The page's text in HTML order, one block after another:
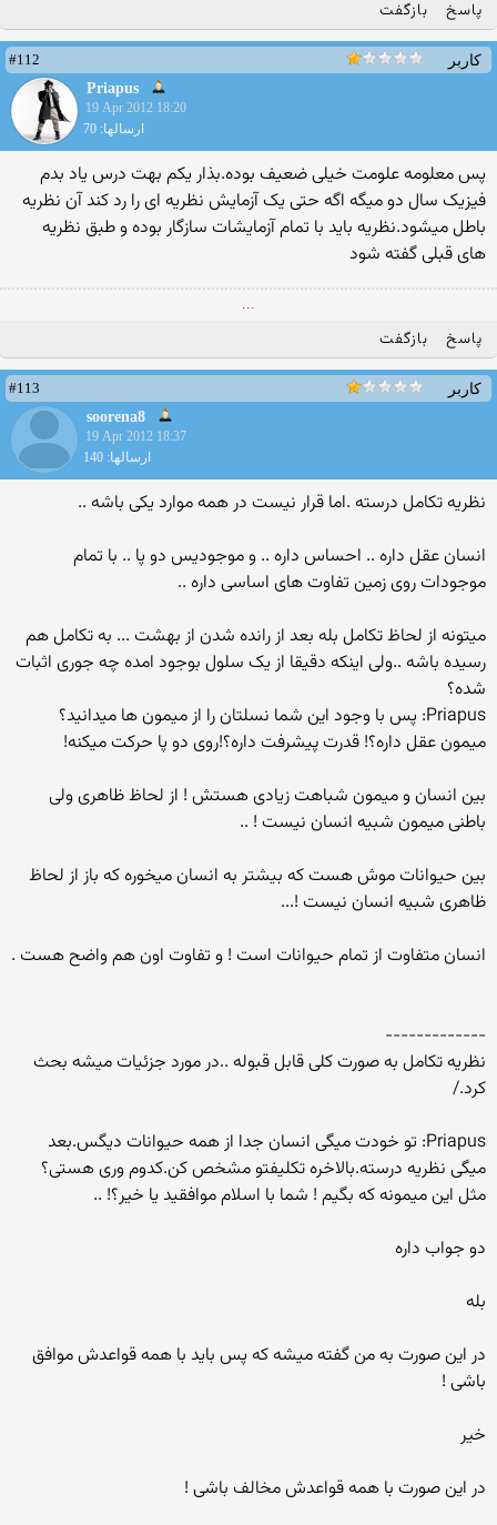
پاسخ بازگفت
کاربر
#112
Priapus
19 Apr 2012 18:20
ارسالها: 70
پس معلومه علومت خیلی ضعیف بوده.بذار یکم بهت درس یاد بدم
فیزیک سال دو میگه اگه حتی یک آزمایش نظریه ای را رد کند آن نظریه
باطل میشود.نظریه باید با تمام آزمایشات سازگار بوده و طبق نظریه
های قبلی گفته شود
...
پاسخ بازگفت
کاربر
#113
soorena8
19 Apr 2012 18:37
ارسالها: 140
نظریه تکامل درسته .اما قرار نیست در همه موارد یکی باشه ..
انسان عقل داره .. احساس داره .. و موجودیس دو پا .. با تمام
موجودات روی زمین تفاوت های اساسی داره ..
میتونه از لحاظ تکامل بله بعد از رانده شدن از بهشت ... به تکامل هم
رسیده باشه ..ولی اینکه دقیقا از یک سلول بوجود امده چه جوری اثبات
شده؟
Priapus: پس با وجود این شما نسلتان را از میمون ها میدانید؟
میمون عقل داره؟! قدرت پیشرفت داره؟!روی دو پا حرکت میکنه!
بین انسان و میمون شباهت زیادی هستش ! از لحاظ ظاهری ولی
باطنی میمون شبیه انسان نیست ! ..
بین حیوانات موش هست که بیشتر به انسان میخوره که باز از لحاظ
ظاهری شبیه انسان نیست !...
انسان متفاوت از تمام حیوانات است ! و تفاوت اون هم واضح هست .
-------------
نظریه تکامل به صورت کلی قابل قبوله ..در مورد جزئیات میشه بحث
کرد./
Priapus: تو خودت میگی انسان جدا از همه حیوانات دیگس.بعد
میگی نظریه درسته.بالاخره تکلیفتو مشخص کن.کدوم وری هستی؟
مثل این میمونه که بگیم ! شما با اسلام موافقید یا خیر؟! ..
دو جواب داره
بله
در این صورت به من گفته میشه که پس باید با همه قواعدش موافق
باشی !
خیر
در این صورت با همه قواعدش مخالف باشی !